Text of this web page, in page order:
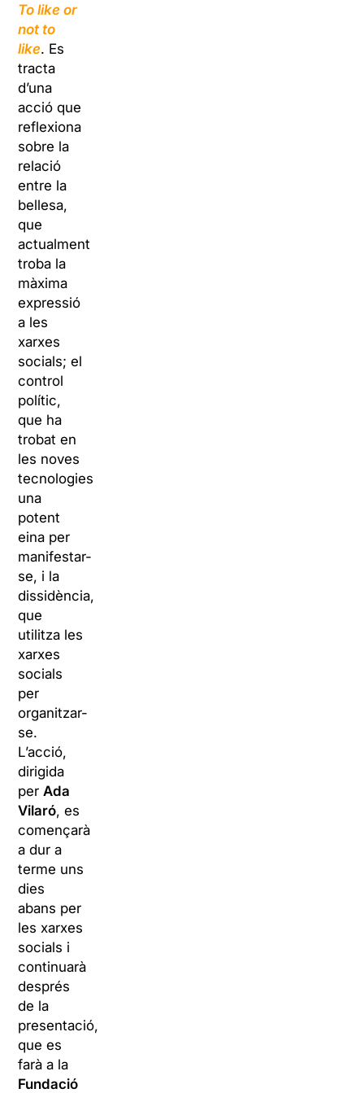
To like or
not to
like. Es
tracta
d’una
acció que
reflexiona
sobre la
relació
entre la
bellesa,
que
actualment
troba la
màxima
expressió
a les
xarxes
socials; el
control
polític,
que ha
trobat en
les noves
tecnologies
una
potent
eina per
manifestar-
se, i la
dissidència,
que
utilitza les
xarxes
socials
per
organitzar-
se.
L’acció,
dirigida
perAda
Vilaró, es
començarà
a dur a
terme uns
dies
abans per
les xarxes
socials i
continuarà
després
de la
presentació,
que es
farà a la
Fundació